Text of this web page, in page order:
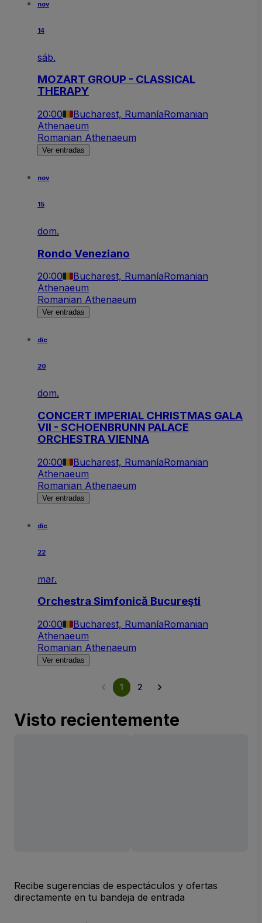
nov
14
sáb.
MOZART GROUP - CLASSICAL
THERAPY
20:00 Bucharest, RumaníaRomanian
Athenaeum
Romanian Athenaeum
Ver entradas
nov
15
dom.
Rondo Veneziano
20:00 Bucharest, RumaníaRomanian
Athenaeum
Romanian Athenaeum
Ver entradas
dic
20
dom.
CONCERT IMPERIAL CHRISTMAS GALA
VII - SCHOENBRUNN PALACE
ORCHESTRA VIENNA
20:00 Bucharest, RumaníaRomanian
Athenaeum
Romanian Athenaeum
Ver entradas
dic
22
mar.
Orchestra Simfonică Bucureşti
20:00 Bucharest, RumaníaRomanian
Athenaeum
Romanian Athenaeum
Ver entradas
1 2
Visto recientemente
Recibe sugerencias de espectáculos y ofertas
directamente en tu bandeja de entrada